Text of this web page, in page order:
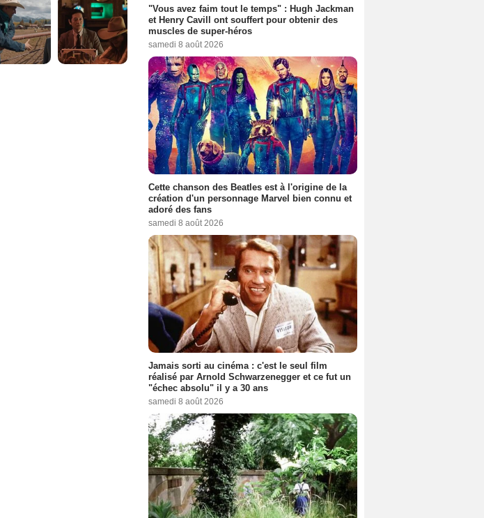
"Vous avez faim tout le temps" : Hugh Jackman
et Henry Cavill ont souffert pour obtenir des
muscles de super-héros
samedi 8 août 2026
Cette chanson des Beatles est à l'origine de la
création d'un personnage Marvel bien connu et
adoré des fans
samedi 8 août 2026
Jamais sorti au cinéma : c'est le seul film
réalisé par Arnold Schwarzenegger et ce fut un
"échec absolu" il y a 30 ans
samedi 8 août 2026